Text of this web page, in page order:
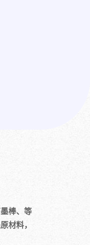
棒、等
材料，